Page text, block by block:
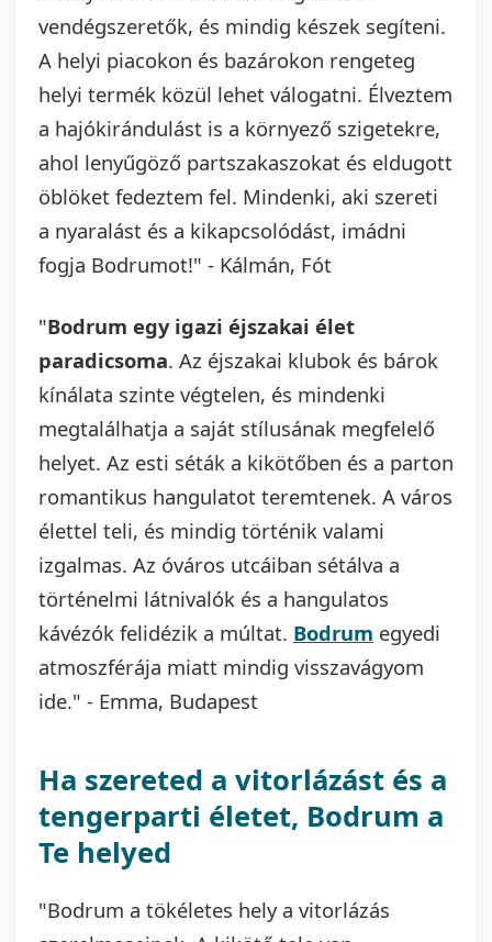
vendégszeretők, és mindig készek segíteni.
A helyi piacokon és bazárokon rengeteg
helyi termék közül lehet válogatni. Élveztem
a hajókirándulást is a környező szigetekre,
ahol lenyűgöző partszakaszokat és eldugott
öblöket fedeztem fel. Mindenki, aki szereti
a nyaralást és a kikapcsolódást, imádni
fogja Bodrumot!" - Kálmán, Fót
"Bodrum egy igazi éjszakai élet
paradicsoma. Az éjszakai klubok és bárok
kínálata szinte végtelen, és mindenki
megtalálhatja a saját stílusának megfelelő
helyet. Az esti séták a kikötőben és a parton
romantikus hangulatot teremtenek. A város
élettel teli, és mindig történik valami
izgalmas. Az óváros utcáiban sétálva a
történelmi látnivalók és a hangulatos
kávézók felidézik a múltat. Bodrum egyedi
atmoszférája miatt mindig visszavágyom
ide." - Emma, Budapest
Ha szereted a vitorlázást és a
tengerparti életet, Bodrum a
Te helyed
"Bodrum a tökéletes hely a vitorlázás